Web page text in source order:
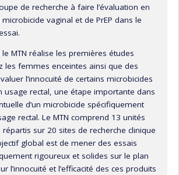
de recherche à faire l’évaluation en
microbicide vaginal et de PrEP dans le
MTN réalise les premières études
les femmes enceintes ainsi que des
l’innocuité de certains microbicides
usage rectal, une étape importante dans
d’un microbicide spécifiquement
rectal. Le MTN comprend 13 unités
répartis sur 20 sites de recherche clinique
global est de mener des essais
rigoureux et solides sur le plan
l’innocuité et l’efficacité des ces produits